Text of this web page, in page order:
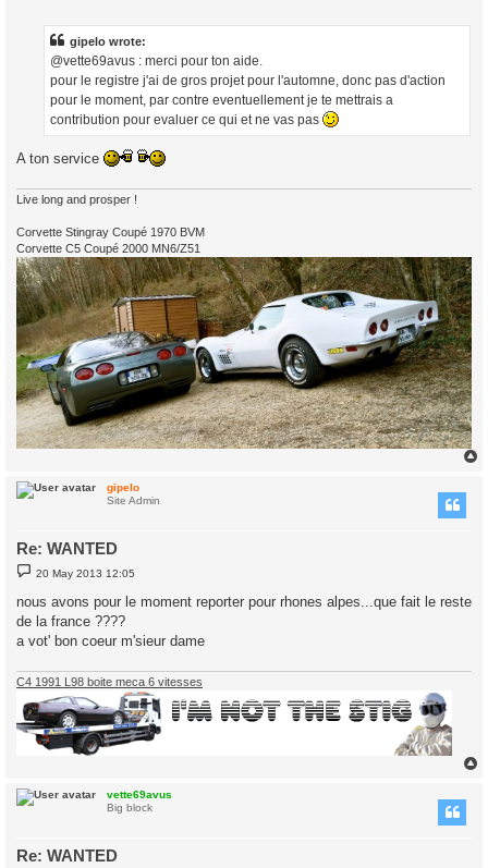
gipelo wrote:
@vette69avus : merci pour ton aide.
pour le registre j'ai de gros projet pour l'automne, donc pas d'action
pour le moment, par contre eventuellement je te mettrais a
contribution pour evaluer ce qui et ne vas pas
A ton service
Live long and prosper !
Corvette Stingray Coupé 1970 BVM
Corvette C5 Coupé 2000 MN6/Z51
gipelo
Site Admin
Re: WANTED
P
o
t
20 May 2013 12:05
nous avons pour le moment reporter pour rhones alpes...que fait le reste
de la france ????
a vot' bon coeur m'sieur dame
C4 1991 L98 boite meca 6 vitesses
vette69avus
Big block
Re: WANTED